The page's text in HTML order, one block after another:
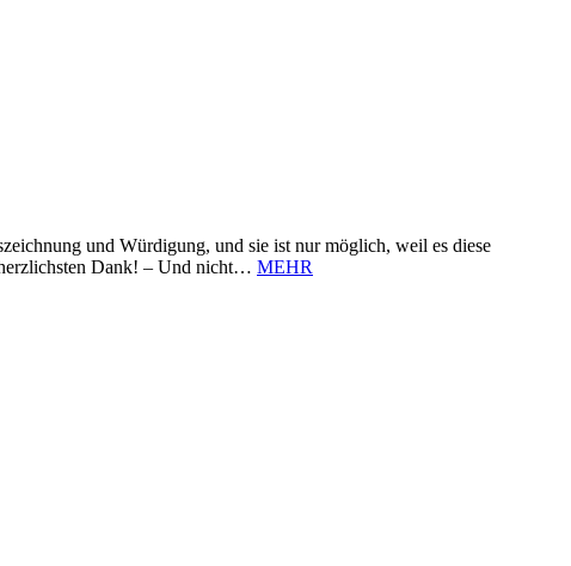
und Würdigung, und sie ist nur möglich, weil es diese
Dank! – Und nicht… MEHR